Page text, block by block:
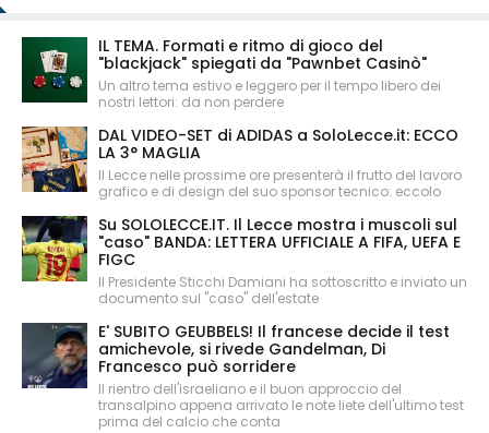
IL TEMA. Formati e ritmo di gioco del
"blackjack" spiegati da "Pawnbet Casinò"
Un altro tema estivo e leggero per il tempo libero dei
nostri lettori: da non perdere
DAL VIDEO-SET di ADIDAS a SoloLecce.it: ECCO
LA 3° MAGLIA
Il Lecce nelle prossime ore presenterà il frutto del lavoro
grafico e di design del suo sponsor tecnico: eccolo
Su SOLOLECCE.IT. Il Lecce mostra i muscoli sul
"caso" BANDA: LETTERA UFFICIALE A FIFA, UEFA E
FIGC
Il Presidente Sticchi Damiani ha sottoscritto e inviato un
documento sul "caso" dell'estate
E' SUBITO GEUBBELS! Il francese decide il test
amichevole, si rivede Gandelman, Di
Francesco può sorridere
Il rientro dell'israeliano e il buon approccio del
transalpino appena arrivato le note liete dell'ultimo test
prima del calcio che conta